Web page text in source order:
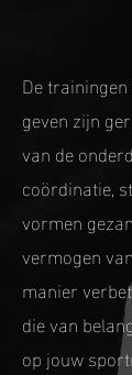
De
geven zijn
van de
coördinatie,
vormen
vermogen
manier
die van
op jouw